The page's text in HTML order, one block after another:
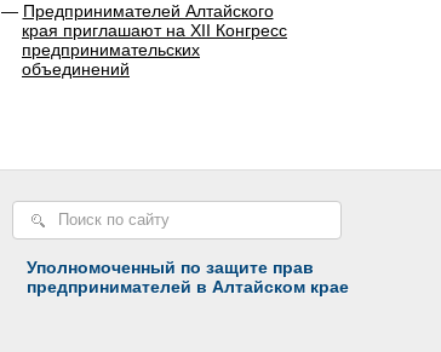
Предпринимателей Алтайского
края приглашают на XII Конгресс
предпринимательских
объединений
Уполномоченный по защите прав
предпринимателей в Алтайском крае